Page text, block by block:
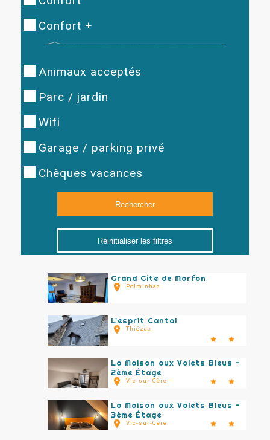
Confort +
Animaux acceptés
Parc / jardin
Wifi
Garage / parking privé
Chèques vacances
Réinitialiser les filtres
Grand Gîte de Marfon
Polminhac
L'esprit Cantal
Thiézac
La Maison aux Volets Bleus -
2ème Étage
Vic-sur-Cère
La Maison aux Volets Bleus -
3ème Étage
Vic-sur-Cère